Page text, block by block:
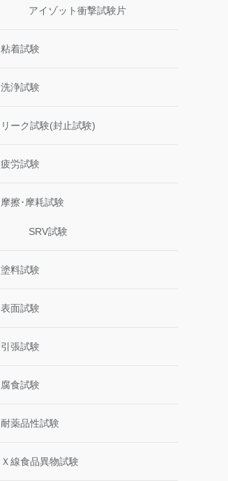
アイゾット衝撃試験片
粘着試験
洗浄試験
リーク試験(封止試験)
疲労試験
摩擦･摩耗試験
SRV試験
塗料試験
表面試験
引張試験
腐食試験
耐薬品性試験
Ｘ線食品異物試験